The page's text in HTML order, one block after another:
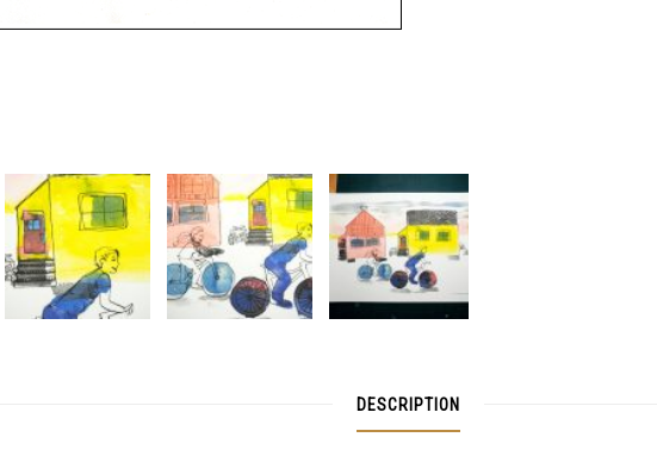
DESCRIPTION